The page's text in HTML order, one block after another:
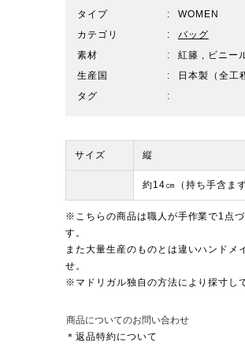
タイプ
WOMEN
カテゴリ
バッグ
素材
紅籐 , ビニー
生産国
日本製（全工
タグ
サイズ 縦
約14㎝（持ち手含まず
※こちらの商品は職人が手作業で1点
す。
また大量生産のものとは違いハンドメ
せ。
※マドリガル独自の方法により採寸し
商品についてのお問い合わせ
＊返品特約について